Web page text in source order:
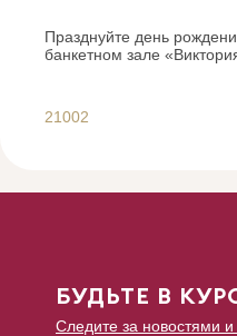
Празднуйте день
банкетном зале
21002
БУДЬТЕ В
Следите за новостями